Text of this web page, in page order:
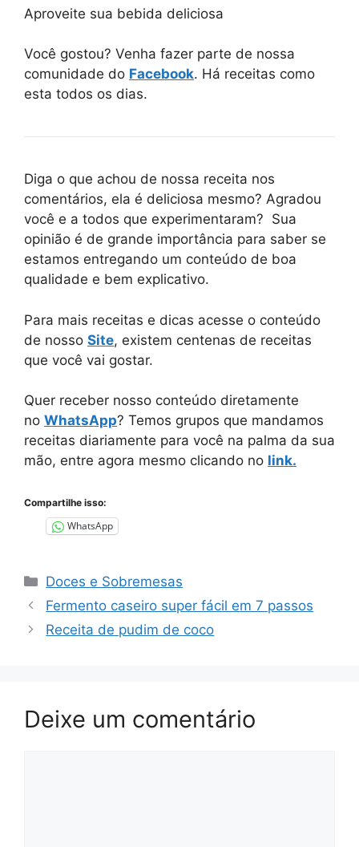
Aproveite sua bebida deliciosa
Você gostou? Venha fazer parte de nossa
comunidade do Facebook. Há receitas como
esta todos os dias.
Diga o que achou de nossa receita nos
comentários, ela é deliciosa mesmo? Agradou
você e a todos que experimentaram? Sua
opinião é de grande importância para saber se
estamos entregando um conteúdo de boa
qualidade e bem explicativo.
Para mais receitas e dicas acesse o conteúdo
de nosso Site, existem centenas de receitas
que você vai gostar.
Quer receber nosso conteúdo diretamente
no WhatsApp? Temos grupos que mandamos
receitas diariamente para você na palma da sua
mão, entre agora mesmo clicando no link.
Compartilhe isso:
WhatsApp
Categorias
Doces e Sobremesas
Fermento caseiro super fácil em 7 passos
Receita de pudim de coco
Deixe um comentário